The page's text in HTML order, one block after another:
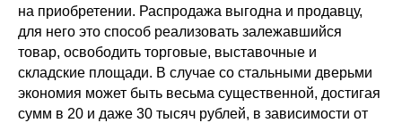
на приобретении. Распродажа выгодна и продавцу,
для него это способ реализовать залежавшийся
товар, освободить торговые, выставочные и
складские площади. В случае со стальными дверьми
экономия может быть весьма существенной, достигая
сумм в 20 и даже 30 тысяч рублей, в зависимости от